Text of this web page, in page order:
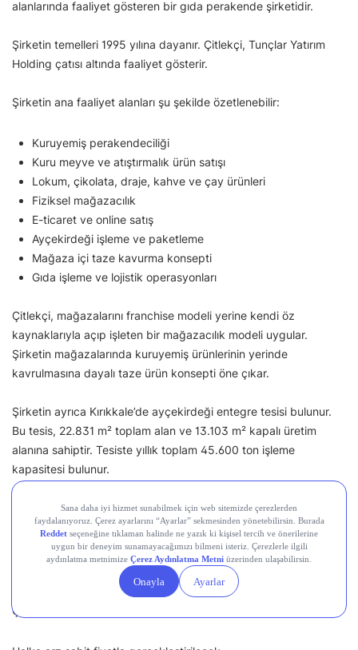
alanlarında faaliyet gösteren bir gıda perakende şirketidir.
Şirketin temelleri 1995 yılına dayanır. Çitlekçi, Tunçlar Yatırım
Holding çatısı altında faaliyet gösterir.
Şirketin ana faaliyet alanları şu şekilde özetlenebilir:
Kuruyemiş perakendeciliği
Kuru meyve ve atıştırmalık ürün satışı
Lokum, çikolata, draje, kahve ve çay ürünleri
Fiziksel mağazacılık
E-ticaret ve online satış
Ayçekirdeği işleme ve paketleme
Mağaza içi taze kavurma konsepti
Gıda işleme ve lojistik operasyonları
Çitlekçi, mağazalarını franchise modeli yerine kendi öz
kaynaklarıyla açıp işleten bir mağazacılık modeli uygular.
Şirketin mağazalarında kuruyemiş ürünlerinin yerinde
kavrulmasına dayalı taze ürün konsepti öne çıkar.
Şirketin ayrıca Kırıkkale’de ayçekirdeği entegre tesisi bulunur.
Bu tesis, 22.831 m² toplam alan ve 13.103 m² kapalı üretim
alanına sahiptir. Tesiste yıllık toplam 45.600 ton işleme
kapasitesi bulunur.
Çitlekçi, fiziksel mağazalarının yanında citlekci.com.tr üzerinden
e-ticaret faaliyetleri de yürütür.
Çitlekçi Halka Arz Fiyatı Ne Kadar?
Çitlekçi halka arz fiyatı